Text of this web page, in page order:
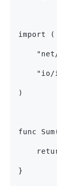
import (
"io/
)
func
}